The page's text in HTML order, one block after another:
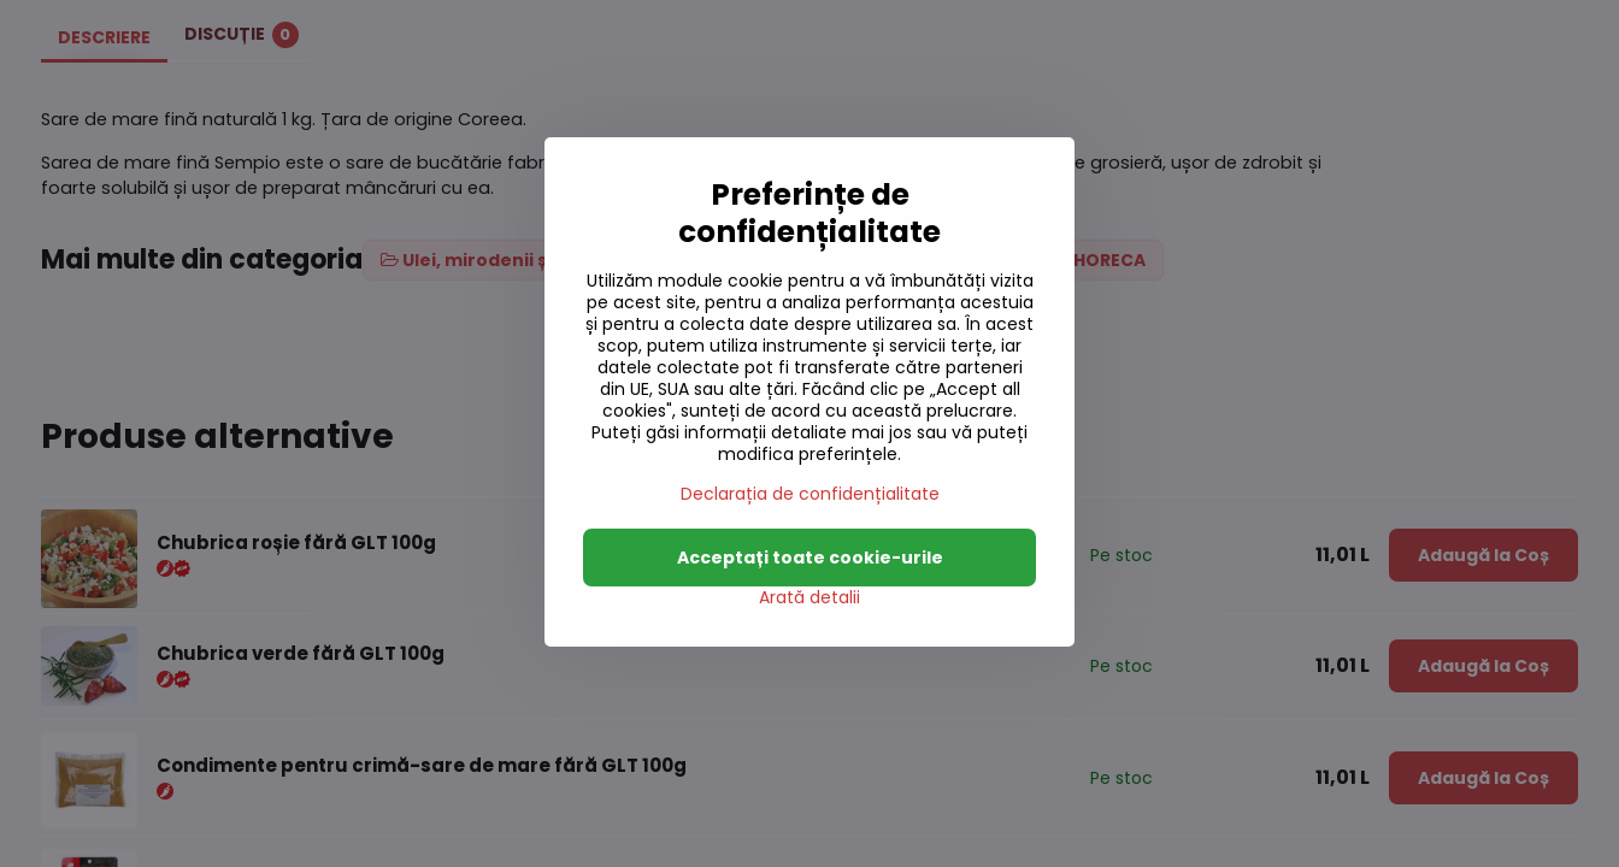
DESCRIERE DISCUȚIE 0
Sare de mare fină naturală 1 kg. Țara de origine Coreea.
Sarea de mare fină Sempio este o sare de bucătărie fabricată din sare de mare pură 100%. Această sare de mare este grosieră, ușor de zdrobit și
foarte solubilă și ușor de preparat mâncăruri cu ea.
Mai multe din categoria Ulei, mirodenii și condimente Condimente Pentru companii - HORECA
Produse alternative
Chubrica roșie fără GLT 100g Pe stoc 11,01 L Adaugă la Coș
Chubrica verde fără GLT 100g Pe stoc 11,01 L Adaugă la Coș
Condimente pentru crimă-sare de mare fără GLT 100g Pe stoc 11,01 L Adaugă la Coș
Preferințe de
confidențialitate
Utilizăm module cookie pentru a vă îmbunătăți vizita
pe acest site, pentru a analiza performanța acestuia
și pentru a colecta date despre utilizarea sa. În acest
scop, putem utiliza instrumente și servicii terțe, iar
datele colectate pot fi transferate către parteneri
din UE, SUA sau alte țări. Făcând clic pe „Accept all
cookies", sunteți de acord cu această prelucrare.
Puteți găsi informații detaliate mai jos sau vă puteți
modifica preferințele.
Declarația de confidențialitate
Arată detalii
Acceptați toate cookie-urile